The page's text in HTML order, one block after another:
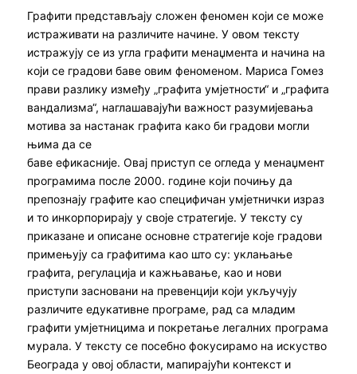
Графити представљају сложен феномен који се може
истраживати на различите начине. У овом тексту
истражују се из угла графити менаџмента и начина на
који се градови баве овим феноменом. Мариса Гомез
прави разлику између „графита умјетности“ и „графита
вандализма“, наглашавајући важност разумијевања
мотива за настанак графита како би градови могли
њима да се
баве ефикасније. Овај приступ се огледа у менаџмент
програмима после 2000. године који почињу да
препознају графите као специфичан умјетнички израз
и то инкорпорирају у своје стратегије. У тексту су
приказане и описане основне стратегије које градови
примењују са графитима као што су: уклањање
графита, регулација и кажњавање, као и нови
приступи засновани на превенцији који укључују
различите едукативне програме, рад са младим
графити умјетницима и покретање легалних програма
мурала. У тексту се посебно фокусирамо на искуство
Београда у овој области, мапирајући контекст и